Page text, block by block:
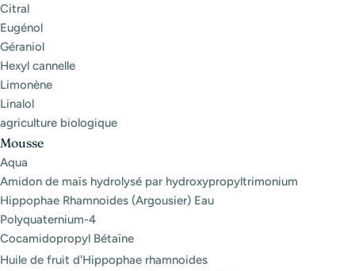
Citral
Eugénol
Géraniol
Hexyl cannelle
Limonène
Linalol
agriculture biologique
Mousse
Aqua
Amidon de maïs hydrolysé par hydroxypropyltrimonium
Hippophae Rhamnoides (Argousier) Eau
Polyquaternium-4
Cocamidopropyl Bétaïne
Huile de fruit d'Hippophae rhamnoides